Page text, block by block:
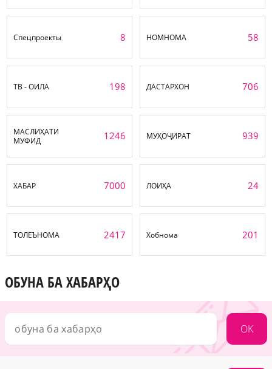
Спецпроекты 8 НОМНОМА 58
ТВ - ОИЛА 198 ДАСТАРХОН 706
МАСЛИҲАТИ
МУФИД
1246 МУҲОҶИРАТ 939
ХАБАР 7000 ЛОИҲА 24
ТОЛЕЪНОМА 2417 Хобнома 201
ОБУНА БА ХАБАРҲО
OK